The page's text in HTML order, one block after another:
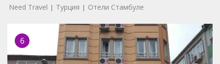
Need Travel | Турция | Отели Стамбуле
6